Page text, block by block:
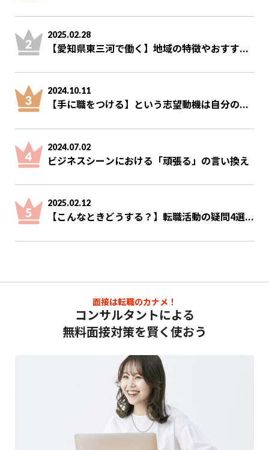
2025.02.28
【愛知県東三河で働く】地域の特徴やおすす...
2024.10.11
【手に職をつける】という志望動機は自分の...
2024.07.02
ビジネスシーンにおける「頑張る」の言い換え
2025.02.12
【こんなときどうする？】転職活動の疑問4選...
面接は転職のカナメ！
コンサルタントによる
無料面接対策を賢く使おう